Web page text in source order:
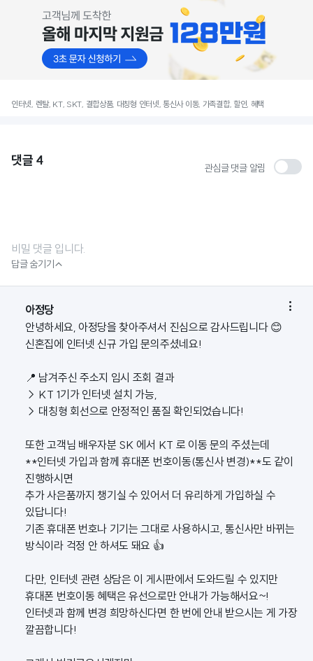
인터넷, 렌탈, KT, SKT, 결합상품, 대칭형 인터넷, 통신사 이동, 가족결합, 할인, 혜택
댓글 4 관심글 댓글 알림
비밀 댓글 입니다.
답글 숨기기
아정당 
안녕하세요, 아정당을 찾아주셔서 진심으로 감사드립니다 😊
신혼집에 인터넷 신규 가입 문의주셨네요!
📍 남겨주신 주소지 임시 조회 결과
→ KT 1기가 인터넷 설치 가능,
→ 대칭형 회선으로 안정적인 품질 확인되었습니다!
또한 고객님 배우자분 SK 에서 KT 로 이동 문의 주셨는데
**인터넷 가입과 함께 휴대폰 번호이동(통신사 변경)**도 같이
진행하시면
추가 사은품까지 챙기실 수 있어서 더 유리하게 가입하실 수
있답니다!
기존 휴대폰 번호나 기기는 그대로 사용하시고, 통신사만 바뀌는
방식이라 걱정 안 하셔도 돼요 👍
다만, 인터넷 관련 상담은 이 게시판에서 도와드릴 수 있지만
휴대폰 번호이동 혜택은 유선으로만 안내가 가능해서요~!
인터넷과 함께 변경 희망하신다면 한 번에 안내 받으시는 게 가장
깔끔합니다!